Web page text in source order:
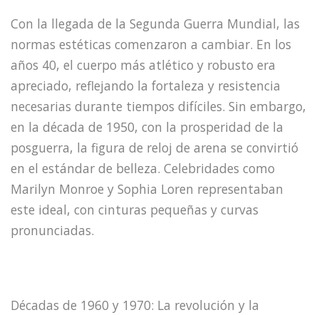
Con la llegada de la Segunda Guerra Mundial, las
normas estéticas comenzaron a cambiar. En los
años 40, el cuerpo más atlético y robusto era
apreciado, reflejando la fortaleza y resistencia
necesarias durante tiempos difíciles. Sin embargo,
en la década de 1950, con la prosperidad de la
posguerra, la figura de reloj de arena se convirtió
en el estándar de belleza. Celebridades como
Marilyn Monroe y Sophia Loren representaban
este ideal, con cinturas pequeñas y curvas
pronunciadas.
Décadas de 1960 y 1970: La revolución y la